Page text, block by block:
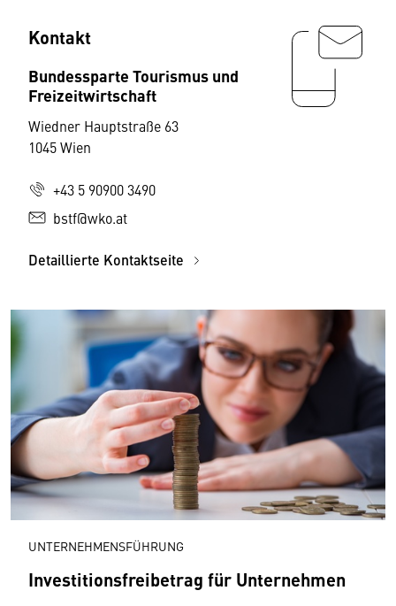
Kontakt
Bundessparte Tourismus und
Freizeitwirtschaft
Wiedner Hauptstraße 63
1045 Wien
+43 5 90900 3490
bstf@wko.at
Detaillierte Kontaktseite
UNTERNEHMENSFÜHRUNG
Investitionsfreibetrag für Unternehmen